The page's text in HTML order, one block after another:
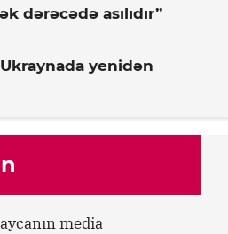
dərəcədə asılıdır”
yenidən
media